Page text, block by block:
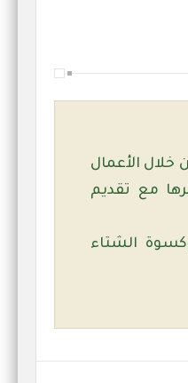
خلال الأعمال
مع تقديم
الشتاء